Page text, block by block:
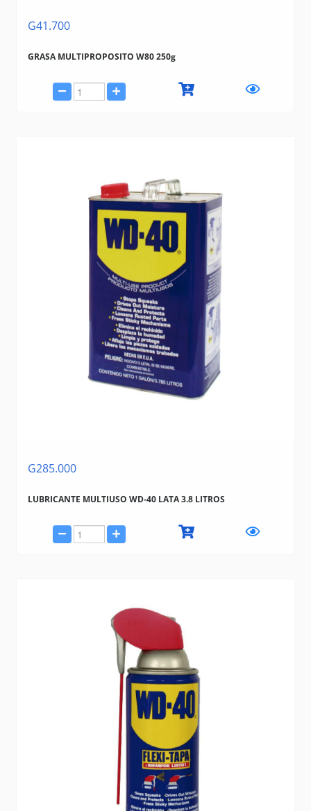
G41.700
GRASA MULTIPROPOSITO W80 250g
G285.000
LUBRICANTE MULTIUSO WD-40 LATA 3.8 LITROS